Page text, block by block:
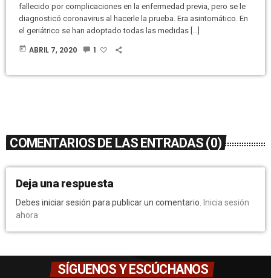
fallecido por complicaciones en la enfermedad previa, pero se le
diagnosticó coronavirus al hacerle la prueba. Era asintomático. En
el geriátrico se han adoptado todas las medidas […]
today ABRIL 7, 2020 1
COMENTARIOS DE LAS ENTRADAS (0)
Deja una respuesta
Debes iniciar sesión para publicar un comentario.
Inicia sesión
ahora
SÍGUENOS Y ESCÚCHANOS